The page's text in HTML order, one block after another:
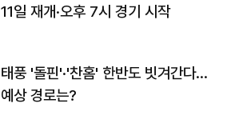
11일 재개·오후 7시 경기 시작
태풍 '돌핀'·'찬홈' 한반도 빗겨간다…
예상 경로는?